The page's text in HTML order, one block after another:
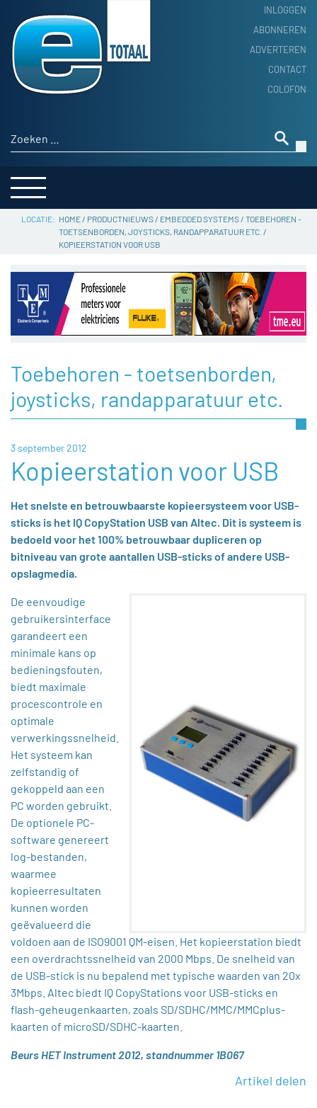
INLOGGEN
ABONNEREN
ADVERTEREN
CONTACT
COLOFON
Zoeken naar:
HOME
PRODUCTNIEUWS
ACHTERGROND
THEMA’S
SERVICE
HOME/ PRODUCTNIEUWS/ EMBEDDED SYSTEMS/ TOEBEHOREN -
TOETSENBORDEN, JOYSTICKS, RANDAPPARATUUR ETC. /
KOPIEERSTATION VOOR USB
Toebehoren - toetsenborden,
joysticks, randapparatuur etc.
3 september 2012
Kopieerstation voor USB
Het snelste en betrouwbaarste kopieersysteem voor USB-
sticks is het IQ CopyStation USB van Altec. Dit is systeem is
bedoeld voor het 100% betrouwbaar dupliceren op
bitniveau van grote aantallen USB-sticks of andere USB-
opslagmedia.
De eenvoudige
gebruikersinterface
garandeert een
minimale kans op
bedieningsfouten,
biedt maximale
procescontrole en
optimale
verwerkingssnelheid.
Het systeem kan
zelfstandig of
gekoppeld aan een
PC worden gebruikt.
De optionele PC-
software genereert
log-bestanden,
waarmee
kopieerresultaten
kunnen worden
geëvalueerd die
voldoen aan de ISO9001 QM-eisen. Het kopieerstation biedt
een overdrachtssnelheid van 2000 Mbps. De snelheid van
de USB-stick is nu bepalend met typische waarden van 20x
3Mbps. Altec biedt IQ CopyStations voor USB-sticks en
flash-geheugenkaarten, zoals SD/SDHC/MMC/MMCplus-
kaarten of microSD/SDHC-kaarten.
Beurs HET Instrument 2012, standnummer 1B067
Artikel delen